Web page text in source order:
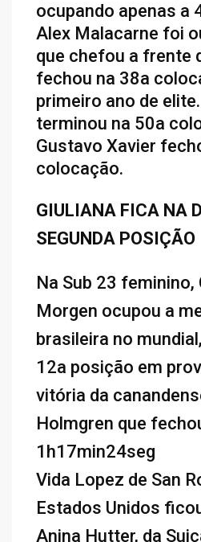
ocupando apenas a
Alex Malacarne foi
que chefou a frente
fechou na 38a
primeiro ano de
terminou na 50a
Gustavo Xavier
colocação.
GIULIANA FICA NA
SEGUNDA POSIÇÃO
Na Sub 23 feminino,
Morgen ocupou a
brasileira no
12a posição em
vitória da
Holmgren que
1h17min24seg
Vida Lopez de San
Estados Unidos
Anina Hutter, da